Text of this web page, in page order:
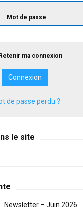
Mot de passe
ma connexion
de passe perdu ?
le site
Newsletter – Juin 2026